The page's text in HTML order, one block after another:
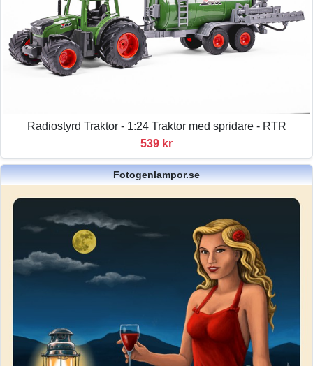
Radiostyrd Traktor - 1:24 Traktor med spridare - RTR
539 kr
Fotogenlampor.se